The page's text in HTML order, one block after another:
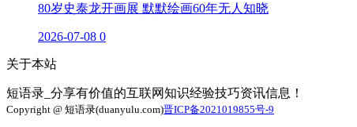
80岁史泰龙开画展 默默绘画60年无人知晓
2026-07-08 0
关于本站
短语录_分享有价值的互联网知识经验技巧资讯信息！
Copyright @ 短语录(duanyulu.com)晋ICP备2021019855号-9